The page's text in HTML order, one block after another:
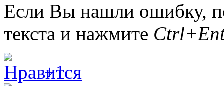
Если Вы нашли ошибку,
текста и нажмите
+1